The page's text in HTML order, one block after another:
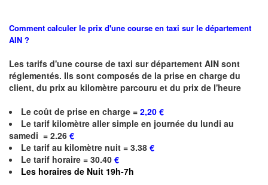
Comment calculer le prix d'une course en taxi sur le département
AIN ?
Les tarifs d'une course de taxi surdépartement AIN sont
réglementés. Ils sont composés de la prise en charge du
client, du prix au kilomètre parcouru et du prix de l'heure
Le coût de prise en charge = 2,20 €
Le tarif kilomètre aller simple en journée du lundi au
samedi = 2.26 €
Le tarif au kilomètre nuit = 3.38 €
Le tarif horaire = 30.40 €
Les horaires de Nuit 19h-7h